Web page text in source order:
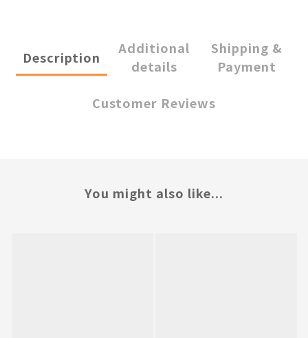
Description
Additional
details
Shipping &
Payment
Customer Reviews
You might also like...